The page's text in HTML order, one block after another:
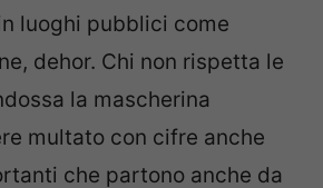
luoghi pubblici come
dehor. Chi non rispetta le
la mascherina
multato con cifre anche
che partono anche da